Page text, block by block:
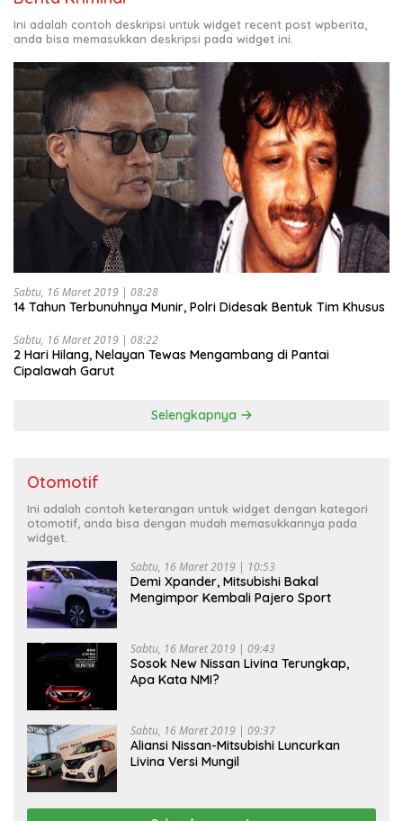
Ini adalah contoh deskripsi untuk widget recent post wpberita,
anda bisa memasukkan deskripsi pada widget ini.
Sabtu, 16 Maret 2019 | 08:28
14 Tahun Terbunuhnya Munir, Polri Didesak Bentuk Tim Khusus
Sabtu, 16 Maret 2019 | 08:22
2 Hari Hilang, Nelayan Tewas Mengambang di Pantai
Cipalawah Garut
Selengkapnya
Otomotif
Ini adalah contoh keterangan untuk widget dengan kategori
otomotif, anda bisa dengan mudah memasukkannya pada
widget.
Sabtu, 16 Maret 2019 | 10:53
Demi Xpander, Mitsubishi Bakal
Mengimpor Kembali Pajero Sport
Sabtu, 16 Maret 2019 | 09:43
Sosok New Nissan Livina Terungkap,
Apa Kata NMI?
Sabtu, 16 Maret 2019 | 09:37
Aliansi Nissan-Mitsubishi Luncurkan
Livina Versi Mungil